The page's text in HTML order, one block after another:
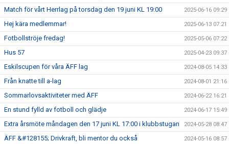
Match för vårt Herrlag på torsdag den 19 juni KL 19:00 2025-06-16 09:29
Hej kära medlemmar! 2025-06-13 07:21
Fotbollströje fredag! 2025-05-06 07:22
Hus 57 2025-04-23 09:37
Eskilscupen för våra ÄFF lag 2024-08-05 14:33
Från knatte till a-lag 2024-08-01 21:16
Sommarlovsaktiviteter med ÄFF 2024-06-22 16:21
En stund fylld av fotboll och glädje 2024-06-17 15:49
Extra årsmöte måndagen den 17 juni KL 17:00 i klubbstugan 2024-05-28 08:47
ÄFF &#128155; Drivkraft, bli mentor du också 2024-05-16 08:57